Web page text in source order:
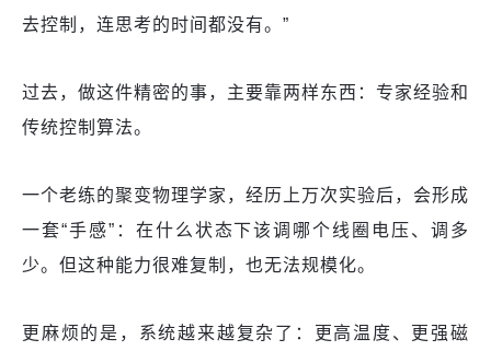
去控制，连思考的时间都没有。”
过去，做这件精密的事，主要靠两样东西：专家经验和
传统控制算法。
一个老练的聚变物理学家，经历上万次实验后，会形成
一套“手感”：在什么状态下该调哪个线圈电压、调多
少。但这种能力很难复制，也无法规模化。
更麻烦的是，系统越来越复杂了：更高温度、更强磁